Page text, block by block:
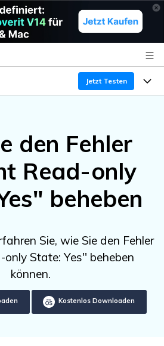
Jetzt Testen
Windows
KI
Tool zur Datenrettung für Windows
Kostenlos Testen
Mac
KI
Daten vom Mac-System
Kostenlos Testen
Laufwerken
Neu
den Fehler
Read-only
beheben
Sie, wie Sie den Fehler
State: Yes" beheben
können.
Kostenlos Downloaden